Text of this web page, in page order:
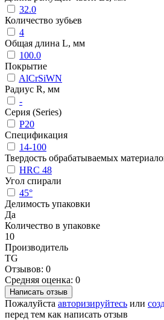
32.0
Количество зубьев
4
Общая длина L, мм
100.0
Покрытие
AlCrSiWN
Радиус R, мм
-
Серия (Series)
P20
Спецификация
14-100
Твердость обрабатываемых
HRC 48
Угол спирали
45°
Делимость упаковки
Да
Количество в упаковке
10
Производитель
TG
Отзывов: 0
Средняя оценка: 0
Написать отзыв
Пожалуйста авторизируйтесь или
перед тем как написать отзыв